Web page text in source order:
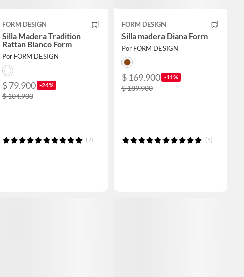
FORM DESIGN
Silla Madera Tradition
Rattan Blanco Form
Por FORM DESIGN
$ 79.900 -24%
$ 104.900
(7)
FORM DESIGN
Silla madera Diana Form
Por FORM DESIGN
$ 169.900 -11%
$ 189.900
(5)